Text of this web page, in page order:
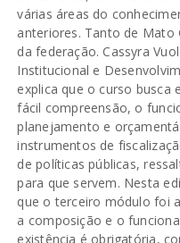
várias áreas do
anteriores. Tanto de
da federação. Cassyra
Institucional e
explica que o curso busca
fácil compreensão, o
planejamento e
instrumentos de
de políticas públicas,
para que servem. Nesta
que o terceiro módulo foi
a composição e o
existência é obrigatória,